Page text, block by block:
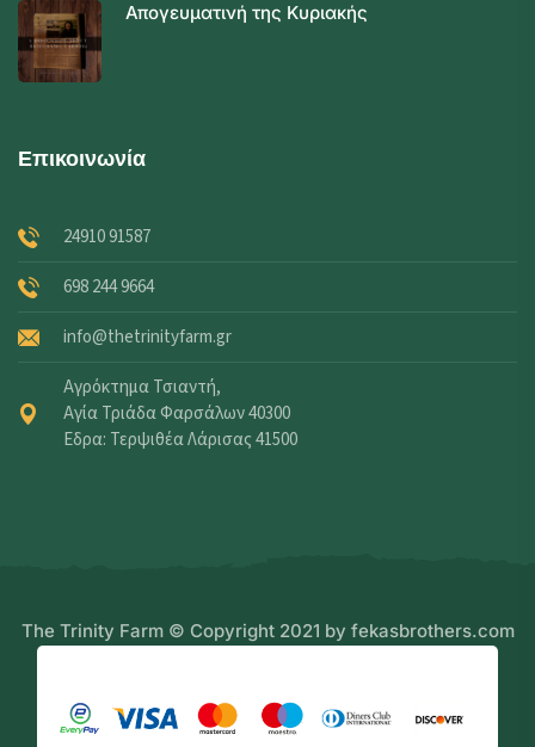
Απογευματινή της Κυριακής
Επικοινωνία
24910 91587
698 244 9664
info@thetrinityfarm.gr
Αγρόκτημα Τσιαντή,
Αγία Τριάδα Φαρσάλων 40300
Εδρα: Τερψιθέα Λάρισας 41500
The Trinity Farm © Copyright 2021 by fekasbrothers.com